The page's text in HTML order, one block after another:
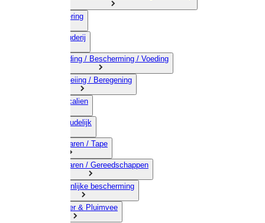
03) Afrastering
04) Veehouderij
05) Bestrijding / Bescherming / Voeding
06) Besproeiing / Beregening
07) Chemicalien
08) Huishoudelijk
09) Touwwaren / Tape
10) IJzerwaren / Gereedschappen
11) Persoonlijke bescherming
12) Kleindier & Pluimvee